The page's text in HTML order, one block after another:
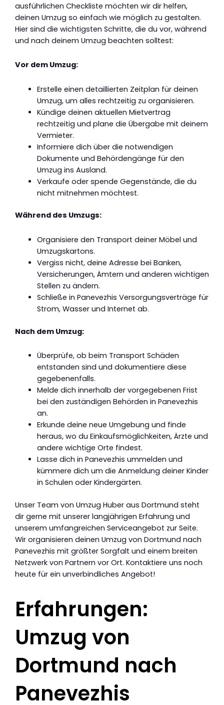
ausführlichen Checkliste möchten wir dir helfen,
deinen Umzug so einfach wie möglich zu gestalten.
Hier sind die wichtigsten Schritte, die du vor, während
und nach deinem Umzug beachten solltest:
Vor dem Umzug:
Erstelle einen detaillierten Zeitplan für deinen
Umzug, um alles rechtzeitig zu organisieren.
Kündige deinen aktuellen Mietvertrag
rechtzeitig und plane die Übergabe mit deinem
Vermieter.
Informiere dich über die notwendigen
Dokumente und Behördengänge für den
Umzug ins Ausland.
Verkaufe oder spende Gegenstände, die du
nicht mitnehmen möchtest.
Während des Umzugs:
Organisiere den Transport deiner Möbel und
Umzugskartons.
Vergiss nicht, deine Adresse bei Banken,
Versicherungen, Ämtern und anderen wichtigen
Stellen zu ändern.
Schließe in Panevezhis Versorgungsverträge für
Strom, Wasser und Internet ab.
Nach dem Umzug:
Überprüfe, ob beim Transport Schäden
entstanden sind und dokumentiere diese
gegebenenfalls.
Melde dich innerhalb der vorgegebenen Frist
bei den zuständigen Behörden in Panevezhis
an.
Erkunde deine neue Umgebung und finde
heraus, wo du Einkaufsmöglichkeiten, Ärzte und
andere wichtige Orte findest.
Lasse dich in Panevezhis ummelden und
kümmere dich um die Anmeldung deiner Kinder
in Schulen oder Kindergärten.
Unser Team von Umzug Huber aus Dortmund steht
dir gerne mit unserer langjährigen Erfahrung und
unserem umfangreichen Serviceangebot zur Seite.
Wir organisieren deinen Umzug von Dortmund nach
Panevezhis mit größter Sorgfalt und einem breiten
Netzwerk von Partnern vor Ort. Kontaktiere uns noch
heute für ein unverbindliches Angebot!
Erfahrungen:
Umzug von
Dortmund nach
Panevezhis